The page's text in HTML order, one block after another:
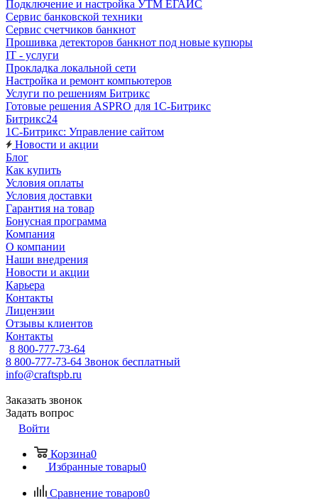
Подключение и настройка УТМ ЕГАИС
Сервис банковской техники
Сервис счетчиков банкнот
Прошивка детекторов банкнот под новые купюры
IT - услуги
Прокладка локальной сети
Настройка и ремонт компьютеров
Услуги по решениям Битрикс
Готовые решения ASPRO для 1С-Битрикс
Битрикс24
1С-Битрикс: Управление сайтом
Новости и акции
Блог
Как купить
Условия оплаты
Условия доставки
Гарантия на товар
Бонусная программа
Компания
О компании
Наши внедрения
Новости и акции
Карьера
Контакты
Лицензии
Отзывы клиентов
Контакты
8 800-777-73-64
8 800-777-73-64 Звонок бесплатный
info@craftspb.ru
Заказать звонок
Задать вопрос
Войти
Корзина0
Избранные товары0
Сравнение товаров0